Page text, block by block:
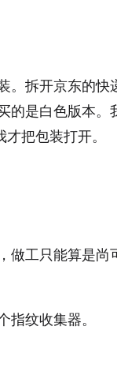
。拆开京东的
的是白色版本
把包装打开。
做工只能算是
指纹收集器。